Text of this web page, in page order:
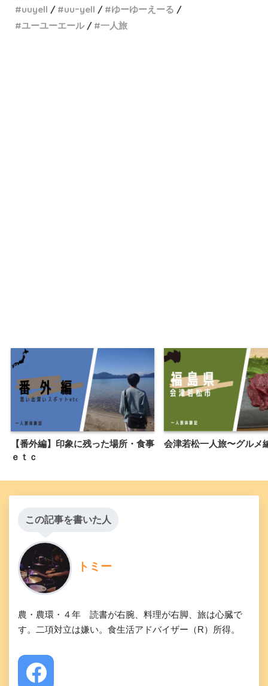
uuyell
uuｰyell
ゆーゆーえーる
ユーユーエール
一人旅
【番外編】印象に残った場所・食事
ｅｔｃ
会津若松一人旅〜グルメ
この記事を書いた人
トミー
農・農環・４年 読書が右腕、料理が右脚、旅は心臓で
す。二項対立は嫌い。食生活アドバイザー（R）所得。